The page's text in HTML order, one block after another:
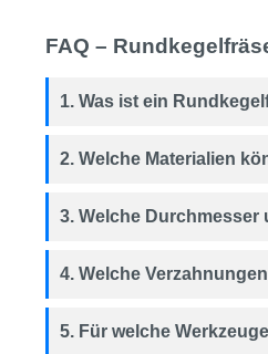
FAQ –
1. Was ist ein
2. Welche Materialien
3. Welche
4. Welche
5. Für welche